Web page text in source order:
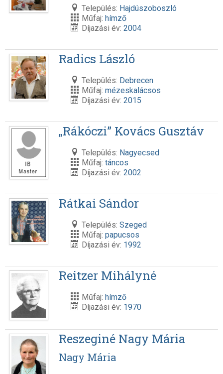
Település: Hajdúszoboszló
Műfaj: hímző
Díjazási év: 2004
Radics László
Település: Debrecen
Műfaj: mézeskalácsos
Díjazási év: 2015
„Rákóczi” Kovács Gusztáv
Település: Nagyecsed
Műfaj: táncos
Díjazási év: 2002
Rátkai Sándor
Település: Szeged
Műfaj: papucsos
Díjazási év: 1992
Reitzer Mihályné
Műfaj: hímző
Díjazási év: 1970
Reszeginé Nagy Mária
Nagy Mária